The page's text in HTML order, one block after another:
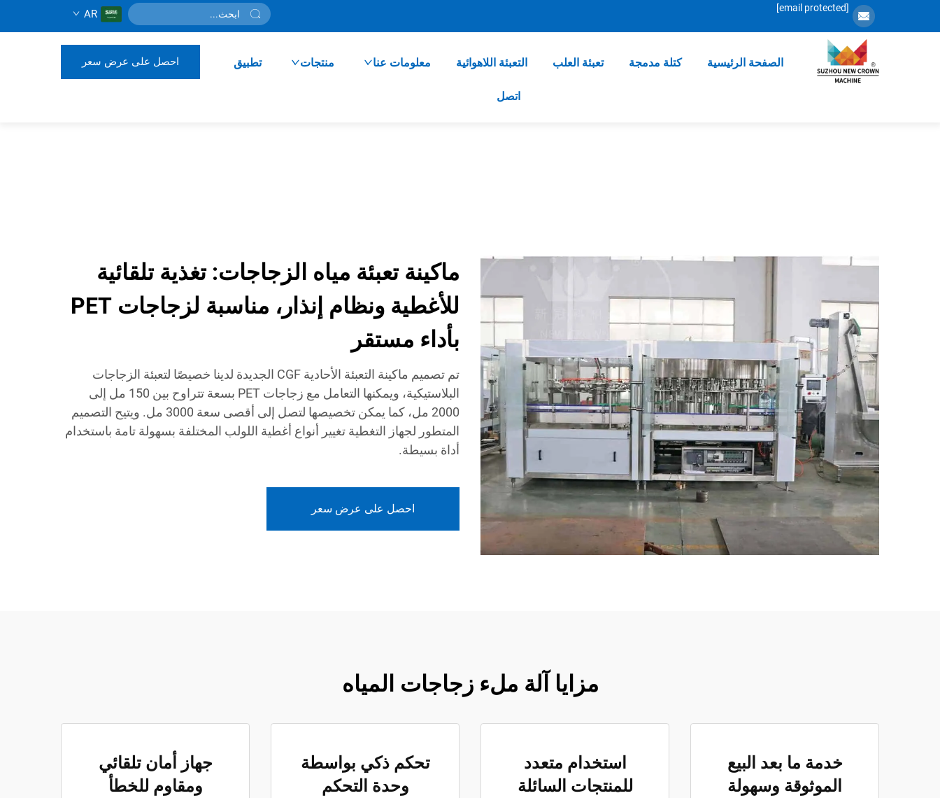
[email protected]
AR
الصفحة الرئيسية كتلة مدمجة تعبئة العلب التعبئة اللاهوائية معلومات عنا منتجات تطبيق
اتصل
احصل على عرض سعر
ماكينة تعبئة مياه الزجاجات: تغذية تلقائية
للأغطية ونظام إنذار، مناسبة لزجاجات PET
بأداء مستقر
تم تصميم ماكينة التعبئة الأحادية CGF الجديدة لدينا خصيصًا لتعبئة الزجاجات
البلاستيكية، ويمكنها التعامل مع زجاجات PET بسعة تتراوح بين 150 مل إلى
2000 مل، كما يمكن تخصيصها لتصل إلى أقصى سعة 3000 مل. ويتيح التصميم
المتطور لجهاز التغطية تغيير أنواع أغطية اللولب المختلفة بسهولة تامة باستخدام
أداة بسيطة.
احصل على عرض سعر
مزايا آلة ملء زجاجات المياه
خدمة ما بعد البيع
الموثوقة وسهولة
استخدام متعدد
للمنتجات السائلة
تحكم ذكي بواسطة
وحدة التحكم
جهاز أمان تلقائي
ومقاوم للخطأ